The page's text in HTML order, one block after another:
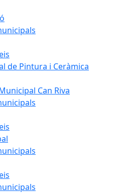
de Pintura i Ceràmica
Can Riva